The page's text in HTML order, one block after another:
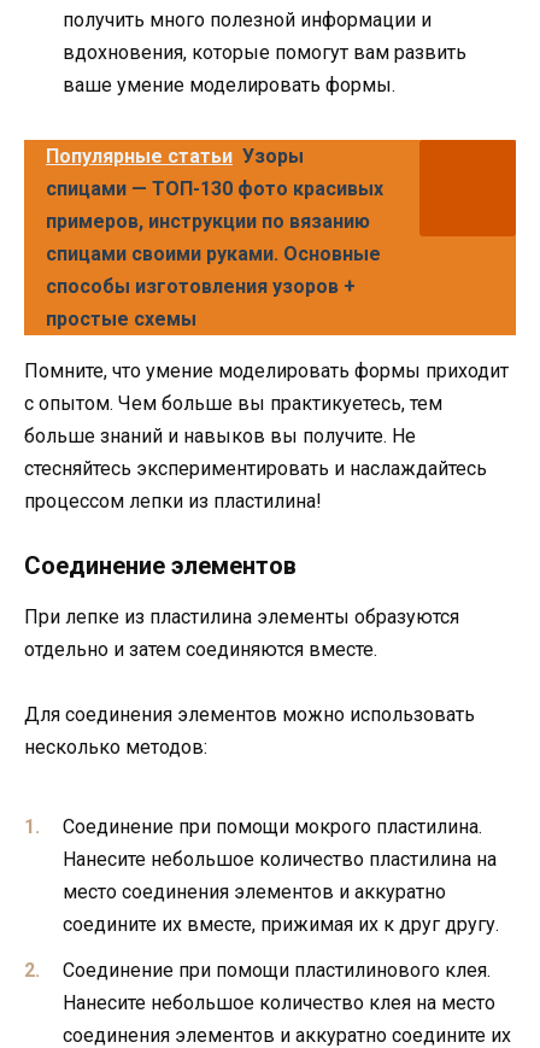
получить много полезной информации и
вдохновения, которые помогут вам развить
ваше умение моделировать формы.
Популярные статьи Узоры
спицами — ТОП-130 фото красивых
примеров, инструкции по вязанию
спицами своими руками. Основные
способы изготовления узоров +
простые схемы
Помните, что умение моделировать формы приходит
с опытом. Чем больше вы практикуетесь, тем
больше знаний и навыков вы получите. Не
стесняйтесь экспериментировать и наслаждайтесь
процессом лепки из пластилина!
Соединение элементов
При лепке из пластилина элементы образуются
отдельно и затем соединяются вместе.
Для соединения элементов можно использовать
несколько методов:
Соединение при помощи мокрого пластилина.
Нанесите небольшое количество пластилина на
место соединения элементов и аккуратно
соедините их вместе, прижимая их к друг другу.
Соединение при помощи пластилинового клея.
Нанесите небольшое количество клея на место
соединения элементов и аккуратно соедините их